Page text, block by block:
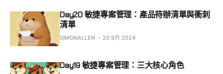
Day20 敏捷專案管理：產品待辦清單與衝刺
清單
SIMONALLEN 20 9月 2024
Day19 敏捷專案管理：三大核心角色